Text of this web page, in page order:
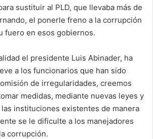
sustituir al PLD, que llevaba más de
el ponerle freno a la corrupción
fuero en esos gobiernos.
el presidente Luis Abinader, ha
a los funcionarios que han sido
de irregularidades, creemos
medidas, mediante nuevas leyes y
instituciones existentes de manera
se le dificulte a los manejadores
corrupción.